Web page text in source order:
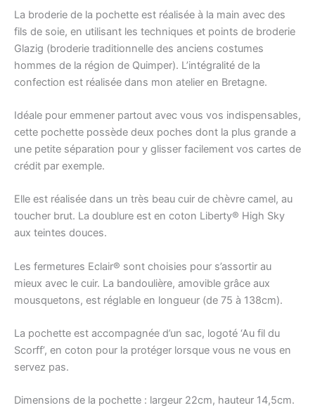
La broderie de la pochette est réalisée à la main avec des
fils de soie, en utilisant les techniques et points de broderie
Glazig (broderie traditionnelle des anciens costumes
hommes de la région de Quimper). L’intégralité de la
confection est réalisée dans mon atelier en Bretagne.
Idéale pour emmener partout avec vous vos indispensables,
cette pochette possède deux poches dont la plus grande a
une petite séparation pour y glisser facilement vos cartes de
crédit par exemple.
Elle est réalisée dans un très beau cuir de chèvre camel, au
toucher brut. La doublure est en coton Liberty® High Sky
aux teintes douces.
Les fermetures Eclair® sont choisies pour s’assortir au
mieux avec le cuir. La bandoulière, amovible grâce aux
mousquetons, est réglable en longueur (de 75 à 138cm).
La pochette est accompagnée d’un sac, logoté ‘Au fil du
Scorff’, en coton pour la protéger lorsque vous ne vous en
servez pas.
Dimensions de la pochette : largeur 22cm, hauteur 14,5cm.